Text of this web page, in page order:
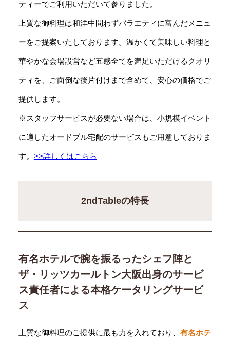
ティーでご利用いただいて参りました。
上質な御料理は和洋中問わずバラエティに富んだメニュ
ーをご提案いたしております。温かくて美味しい料理と
華やかな会場設営など五感全てを満足いただけるクオリ
ティを、ご面倒な後片付けまで含めて、安心の価格でご
提供します。
※スタッフサービスが必要ない場合は、小規模イベント
に適したオードブル宅配のサービスもご用意しておりま
す。 >>詳しくはこちら
2ndTableの特長
有名ホテルで腕を振るったシェフ陣と
ザ・リッツカールトン大阪出身のサービ
ス責任者による本格ケータリングサービ
ス
上質な御料理のご提供に最も力を入れており、 有名ホテ